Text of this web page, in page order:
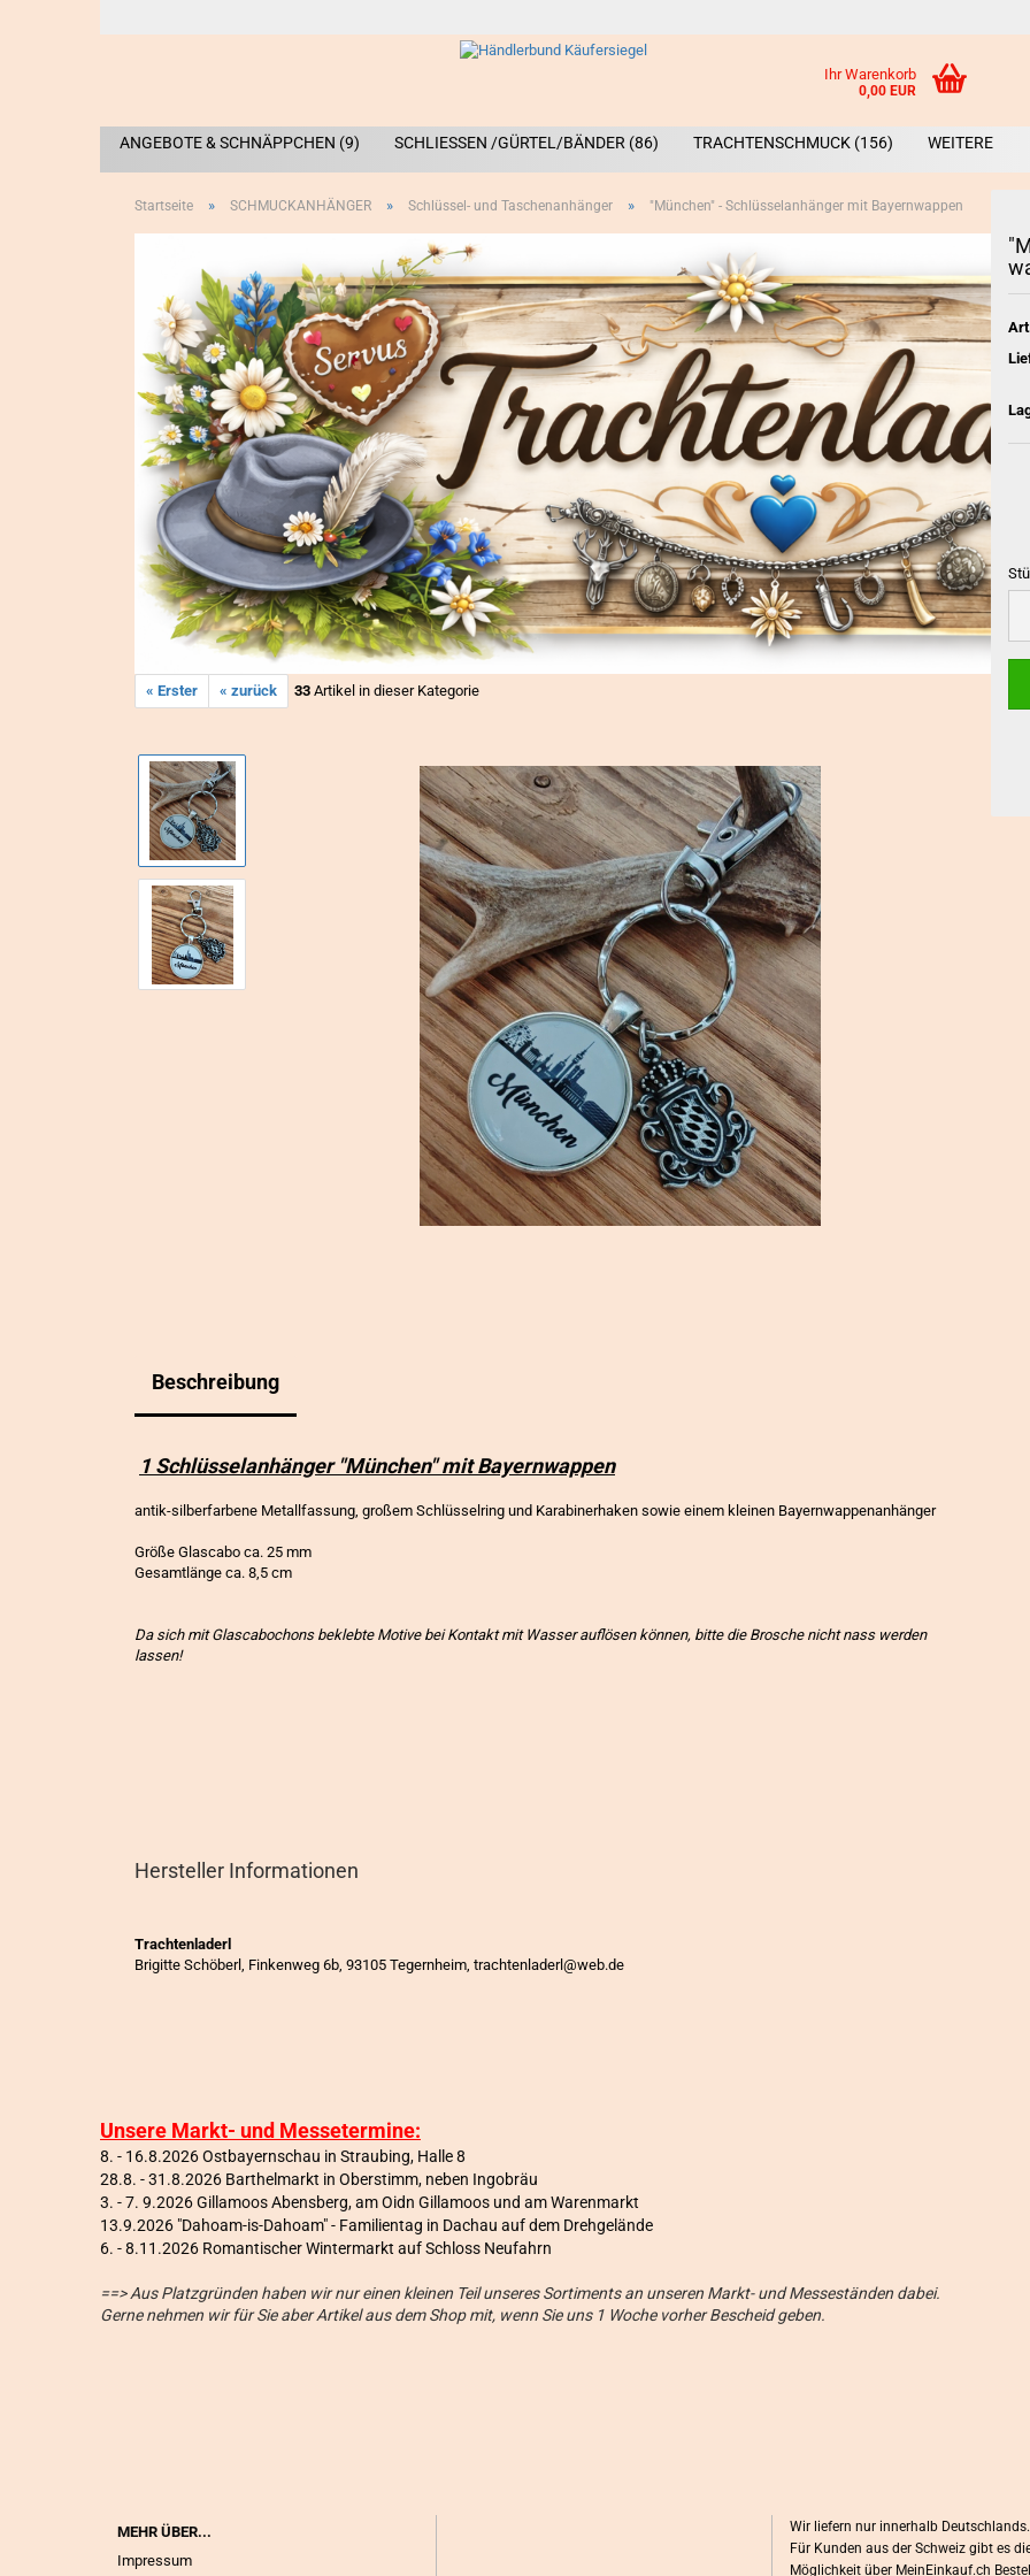
Ihr Warenkorb
0,00 EUR
ANGEBOTE & SCHNÄPPCHEN (9) SCHLIESSEN /GÜRTEL/BÄNDER (86) TRACHTENSCHMUCK (156)
Broschen
WEITERE
Startseite » SCHMUCKANHÄNGER » Schlüssel- und Taschenanhänger » "München" - Schlüsselanhänger mit Bayernwappen
« Erster « zurück 33 Artikel in dieser Kategorie
Beschreibung
1 Schlüsselanhänger "München" mit Bayernwappen
antik-silberfarbene Metallfassung, großem Schlüsselring und Karabinerhaken sowie einem kleinen Bayernwappenanhänger
Größe Glascabo ca. 25 mm
Gesamtlänge ca. 8,5 cm
Da sich mit Glascabochons beklebte Motive bei Kontakt mit Wasser auflösen können, bitte die Brosche nicht nass werden
lassen!
Hersteller Informationen
Trachtenladerl
Brigitte Schöberl, Finkenweg 6b, 93105 Tegernheim, trachtenladerl@web.de
Unsere Markt- und Messetermine:
8. - 16.8.2026 Ostbayernschau in Straubing, Halle 8
28.8. - 31.8.2026 Barthelmarkt in Oberstimm, neben Ingobräu
3. - 7. 9.2026 Gillamoos Abensberg, am Oidn Gillamoos und am Warenmarkt
13.9.2026 "Dahoam-is-Dahoam" - Familientag in Dachau auf dem Drehgelände
6. - 8.11.2026 Romantischer Wintermarkt auf Schloss Neufahrn
==> Aus Platzgründen haben wir nur einen kleinen Teil unseres Sortiments an unseren Markt- und Messeständen dabei.
Gerne nehmen wir für Sie aber Artikel aus dem Shop mit, wenn Sie uns 1 Woche vorher Bescheid geben.
MEHR ÜBER...
Impressum
Wir liefern nur innerhalb Deutschlands.
Für Kunden aus der Schweiz gibt es
Möglichkeit über MeinEinkauf.ch